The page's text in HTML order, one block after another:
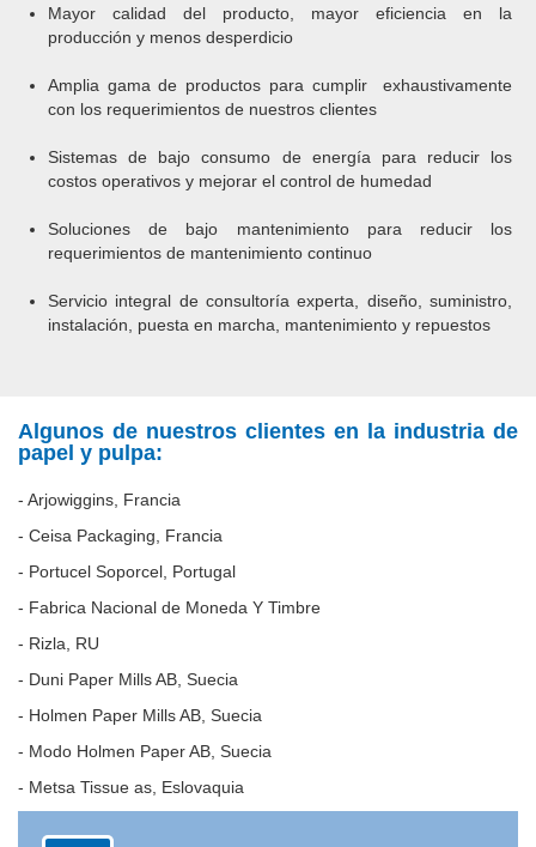
Mayor calidad del producto, mayor eficiencia en la
producción y menos desperdicio
Amplia gama de productos para cumplir exhaustivamente
con los requerimientos de nuestros clientes
Sistemas de bajo consumo de energía para reducir los
costos operativos y mejorar el control de humedad
Soluciones de bajo mantenimiento para reducir los
requerimientos de mantenimiento continuo
Servicio integral de consultoría experta, diseño, suministro,
instalación, puesta en marcha, mantenimiento y repuestos
Algunos de nuestros clientes en la industria de
papel y pulpa:
- Arjowiggins, Francia
- Ceisa Packaging, Francia
- Portucel Soporcel, Portugal
- Fabrica Nacional de Moneda Y Timbre
- Rizla, RU
- Duni Paper Mills AB, Suecia
- Holmen Paper Mills AB, Suecia
- Modo Holmen Paper AB, Suecia
- Metsa Tissue as, Eslovaquia